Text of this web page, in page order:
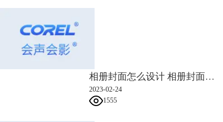
3）在会声会影x10里，为素材添加自定义效果，手拿图片从底部出现和大
图重合。
相册封面怎么设计 相册封面怎么更换
2023-02-24
1555